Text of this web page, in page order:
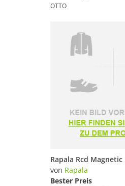
OTTO
von Rapala
Bester Preis